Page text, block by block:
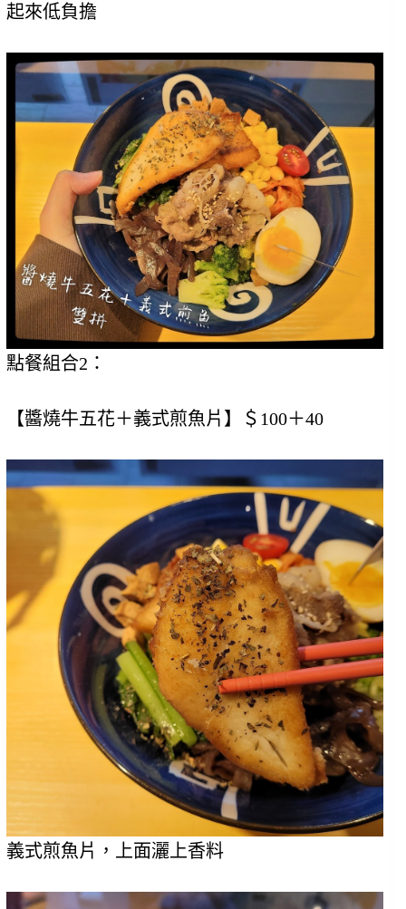
起來低負擔
點餐組合2：
【醬燒牛五花＋義式煎魚片】＄100＋40
義式煎魚片，上面灑上香料